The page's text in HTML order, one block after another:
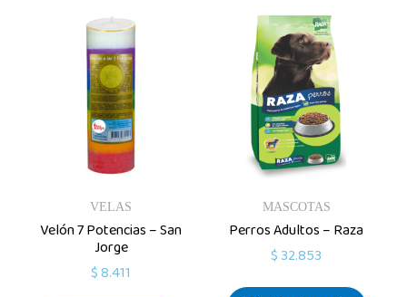
VELAS
Velón 7 Potencias – San
Jorge
$8.411
MASCOTAS
Perros Adultos – Raza
$ 32.853